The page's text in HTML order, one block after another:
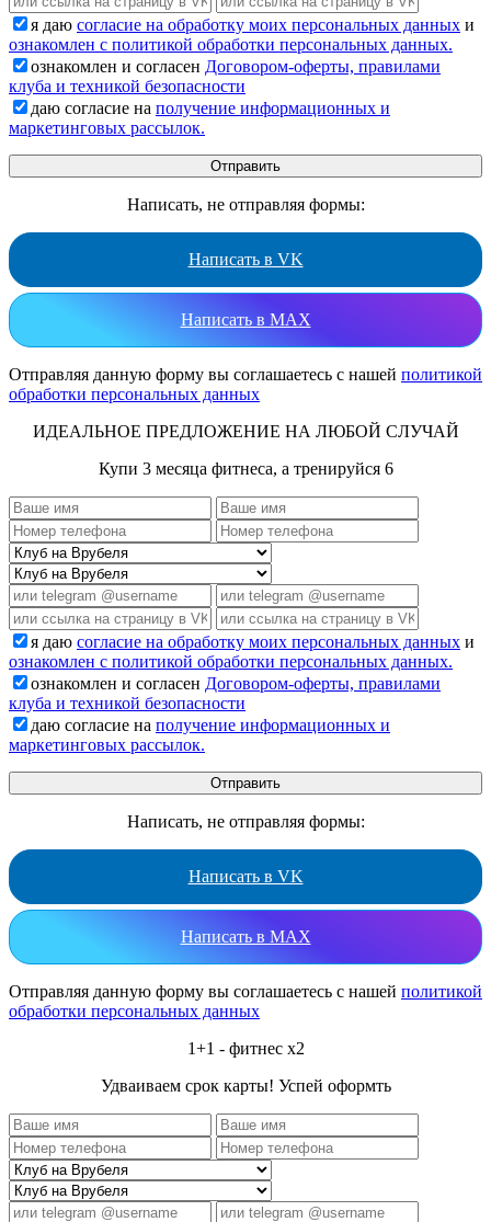
я даю согласие на обработку моих персональных данных и
ознакомлен с политикой обработки персональных данных.
ознакомлен и согласен Договором-оферты, правилами
клуба и техникой безопасности
даю согласие на получение информационных и
маркетинговых рассылок.
Написать, не отправляя формы:
Написать в VK
Написать в MAX
Отправляя данную форму вы соглашаетесь с нашей политикой
обработки персональных данных
ИДЕАЛЬНОЕ ПРЕДЛОЖЕНИЕ НА ЛЮБОЙ СЛУЧАЙ
Купи 3 месяца фитнеса, а тренируйся 6
я даю согласие на обработку моих персональных данных и
ознакомлен с политикой обработки персональных данных.
ознакомлен и согласен Договором-оферты, правилами
клуба и техникой безопасности
даю согласие на получение информационных и
маркетинговых рассылок.
Написать, не отправляя формы:
Написать в VK
Написать в MAX
Отправляя данную форму вы соглашаетесь с нашей политикой
обработки персональных данных
1+1 - фитнес x2
Удваиваем срок карты! Успей оформть